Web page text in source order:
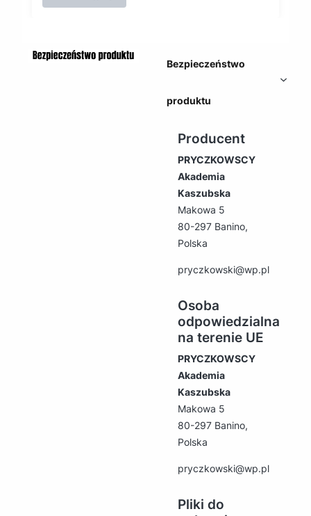
Bezpieczeństwo
produktu
Producent
PRYCZKOWSCY
Akademia
Kaszubska
Makowa 5
80-297 Banino,
Polska
pryczkowski@wp.pl
Osoba
odpowiedzialna
na terenie UE
PRYCZKOWSCY
Akademia
Kaszubska
Makowa 5
80-297 Banino,
Polska
pryczkowski@wp.pl
Pliki do